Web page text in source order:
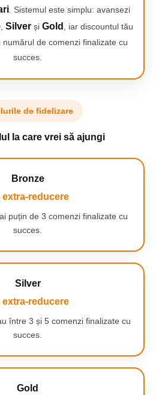
. Sistemul este simplu: avansezi
Silver și Gold
, iar discountul tău
de comenzi finalizate cu
succes.
de fidelizare
la care vrei să ajungi
Bronze
extra-reducere
puțin de 3 comenzi finalizate cu
succes.
Silver
extra-reducere
între 3 și 5 comenzi finalizate cu
succes.
Gold